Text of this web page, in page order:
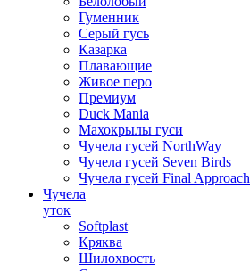
Гуменник
Серый гусь
Казарка
Плавающие
Живое перо
Премиум
Duck Mania
Махокрылы гуси
Чучела гусей NorthWay
Чучела гусей Seven Birds
Чучела гусей Final Approach
Чучела
уток
Softplast
Кряква
Шилохвость